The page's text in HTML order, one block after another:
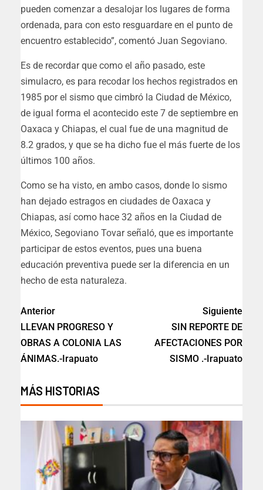
pueden comenzar a desalojar los lugares de forma
ordenada, para con esto resguardare en el punto de
encuentro establecido”, comentó Juan Segoviano.
Es de recordar que como el año pasado, este
simulacro, es para recodar los hechos registrados en
1985 por el sismo que cimbró la Ciudad de México,
de igual forma el acontecido este 7 de septiembre en
Oaxaca y Chiapas, el cual fue de una magnitud de
8.2 grados, y que se ha dicho fue el más fuerte de los
últimos 100 años.
Como se ha visto, en ambo casos, donde lo sismo
han dejado estragos en ciudades de Oaxaca y
Chiapas, así como hace 32 años en la Ciudad de
México, Segoviano Tovar señaló, que es importante
participar de estos eventos, pues una buena
educación preventiva puede ser la diferencia en un
hecho de esta naturaleza.
Anterior
LLEVAN PROGRESO Y
OBRAS A COLONIA LAS
ÁNIMAS.-Irapuato
Siguiente
SIN REPORTE DE
AFECTACIONES POR
SISMO .-Irapuato
MÁS HISTORIAS